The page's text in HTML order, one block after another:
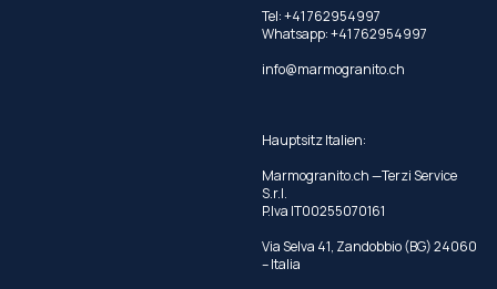
Tel: +41 762954997
Whatsapp:+41 762954997
info@marmogranito.ch
Hauptsitz Italien:
Marmogranito.ch —Terzi Service
S.r.l.
P.Iva IT00255070161
Via Selva 41, Zandobbio (BG) 24060
– Italia